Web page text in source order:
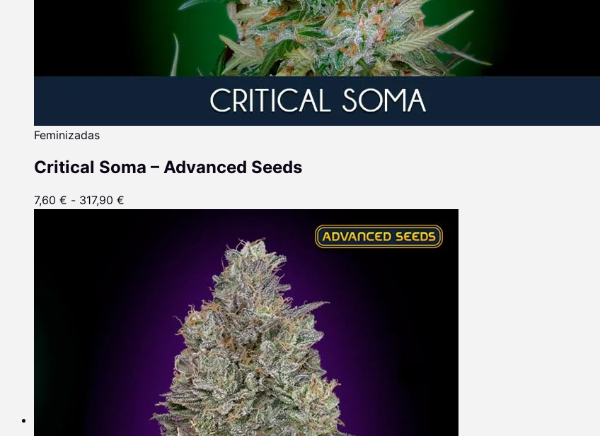
Feminizadas
Critical Soma – Advanced Seeds
7,60 € - 317,90 €